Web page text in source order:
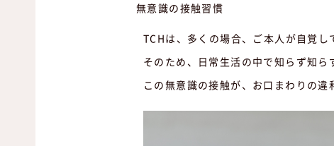
無意識の接触習慣
TCHは、多くの場合、ご本人が自覚し
そのため、日常生活の中で知らず知ら
この無意識の接触が、お口まわりの違